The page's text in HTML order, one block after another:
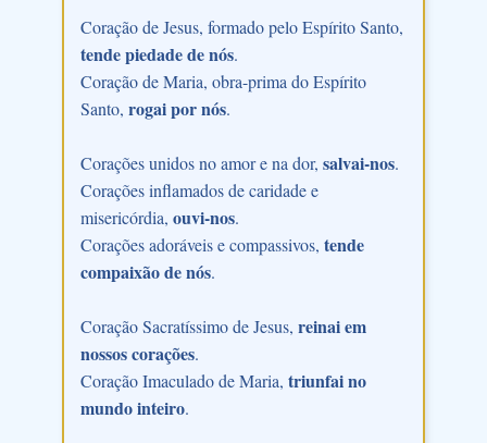
Coração de Jesus, formado pelo Espírito Santo,
tende piedade de nós.
Coração de Maria, obra-prima do Espírito
Santo, rogai por nós.
Corações unidos no amor e na dor, salvai-nos.
Corações inflamados de caridade e
misericórdia, ouvi-nos.
Corações adoráveis e compassivos, tende
compaixão de nós.
Coração Sacratíssimo de Jesus, reinai em
nossos corações.
Coração Imaculado de Maria, triunfai no
mundo inteiro.